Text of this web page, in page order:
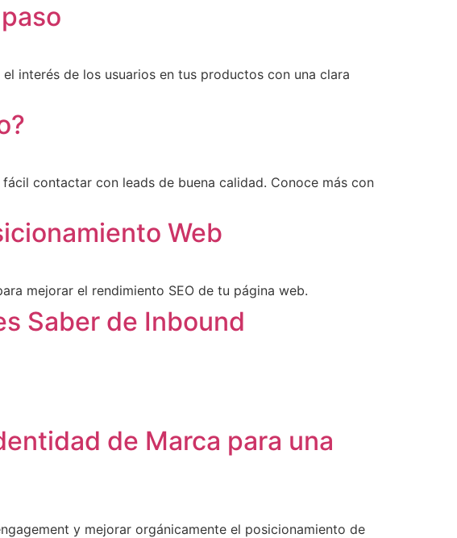
interés de los usuarios en tus productos con una clara
contactar con leads de buena calidad. Conoce más con
Web
mejorar el rendimiento SEO de tu página web.
Saber de Inbound
de Marca para una
y mejorar orgánicamente el posicionamiento de